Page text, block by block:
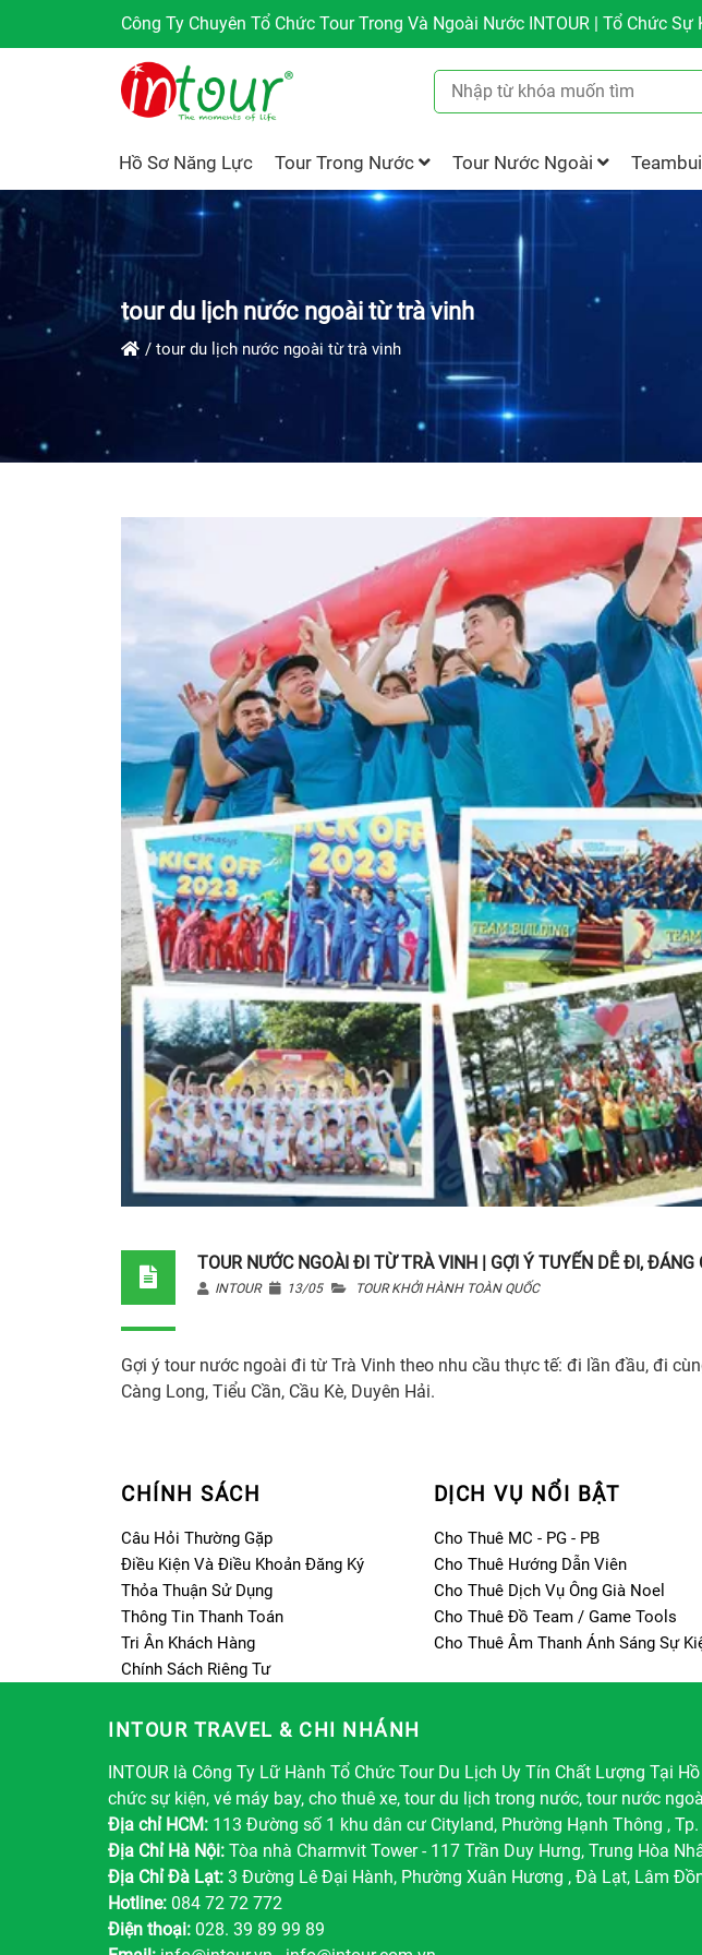
Công Ty Chuyên Tổ Chức Tour Trong Và Ngoài Nước INTOUR | Tổ Chức Sự
Hồ Sơ Năng Lực Tour Trong Nước Tour Nước Ngoài
tour du lịch nước ngoài từ trà vinh
tour du lịch nước ngoài từ trà vinh
TOUR NƯỚC NGOÀI ĐI TỪ TRÀ VINH | GỢI Ý TUYẾN DỄ ĐI, ĐÁNG
INTOUR 13/05 TOUR KHỞI HÀNH TOÀN QUỐC
Gợi ý tour nước ngoài đi từ Trà Vinh theo nhu cầu thực tế: đi lần đầu, đi
Càng Long, Tiểu Cần, Cầu Kè, Duyên Hải.
CHÍNH SÁCH
Câu Hỏi Thường Gặp
Điều Kiện Và Điều Khoản Đăng Ký
Thỏa Thuận Sử Dụng
Thông Tin Thanh Toán
Tri Ân Khách Hàng
Chính Sách Riêng Tư
DỊCH VỤ NỔI BẬT
Cho Thuê MC - PG - PB
Cho Thuê Hướng Dẫn Viên
Cho Thuê Dịch Vụ Ông Già Noel
Cho Thuê Đồ Team / Game Tools
Cho Thuê Âm Thanh Ánh Sáng Sự
INTOUR TRAVEL & CHI NHÁNH
INTOUR là Công Ty Lữ Hành Tổ Chức Tour Du Lịch Uy Tín Chất Lượng Tại
chức sự kiện, vé máy bay, cho thuê xe, tour du lịch trong nước, tour nước
Địa chỉ HCM: 113 Đường số 1 khu dân cư Cityland, Phường Hạnh Thông ,
Địa Chỉ Hà Nội: Tòa nhà Charmvit Tower - 117 Trần Duy Hưng, Trung Hòa
Địa Chỉ Đà Lạt: 3 Đường Lê Đại Hành, Phường Xuân Hương , Đà Lạt, Lâm
Hotline: 084 72 72 772
Điện thoại: 028. 39 89 99 89